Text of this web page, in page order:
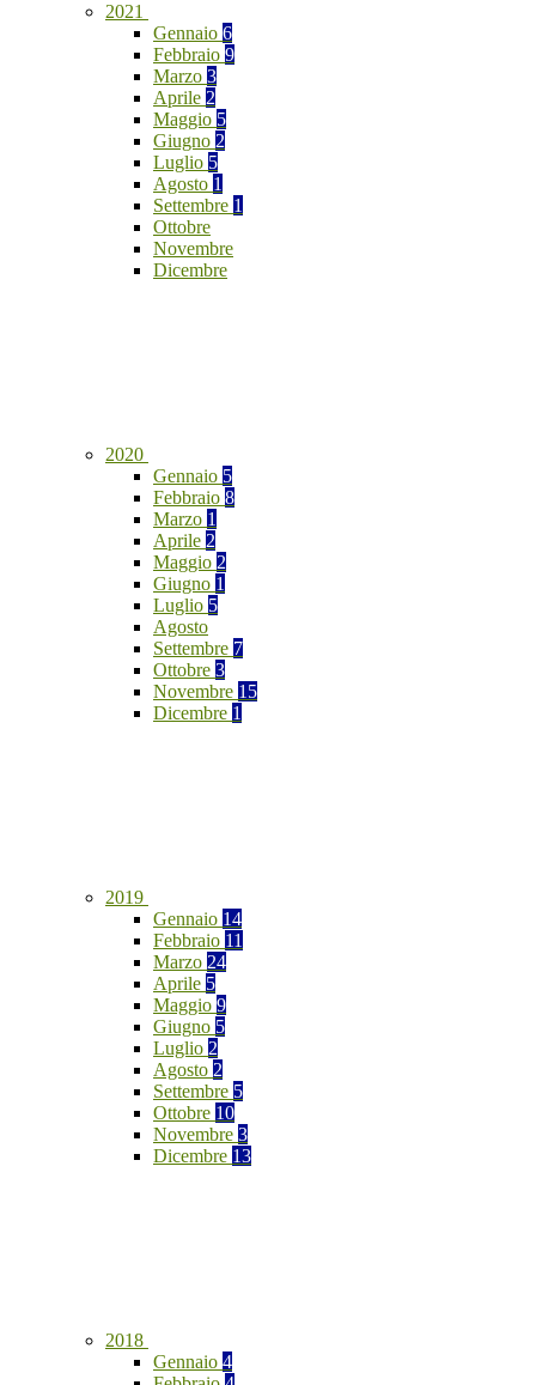
2021
Gennaio 6
Febbraio 9
Marzo 3
Aprile 2
Maggio 5
Giugno 2
Luglio 5
Agosto 1
Settembre 1
Ottobre
Novembre
Dicembre
2020
Gennaio 5
Febbraio 8
Marzo 1
Aprile 2
Maggio 2
Giugno 1
Luglio 5
Agosto
Settembre 7
Ottobre 3
Novembre 15
Dicembre 1
2019
Gennaio 14
Febbraio 11
Marzo 24
Aprile 5
Maggio 9
Giugno 5
Luglio 2
Agosto 2
Settembre 5
Ottobre 10
Novembre 3
Dicembre 13
2018
Gennaio 4